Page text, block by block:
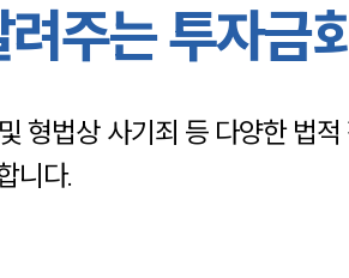
채용정보
주는 투자금
형법상 사기죄 등 다양한 법적
니다.